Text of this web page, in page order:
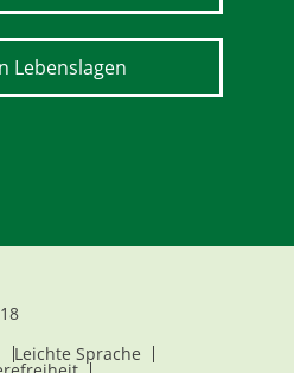
Lebenslagen
Leichte Sprache